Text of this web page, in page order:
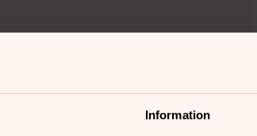
Information